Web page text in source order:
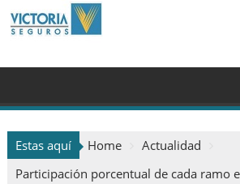
Estas aquí Home
Actualidad
Participación porcentual de cada ramo